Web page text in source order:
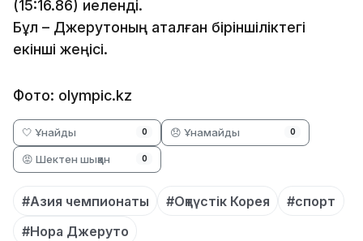
(15:16.86) иеленді.
Бұл – Джерутоның аталған біріншіліктегі
екінші жеңісі.
Фото: olympic.kz
🤍 Ұнайды 0 😞 Ұнамайды 0
😡 Шектен шыққан 0
#Азия чемпионаты #Оңтүстік Корея
#спорт
#Нора Джеруто